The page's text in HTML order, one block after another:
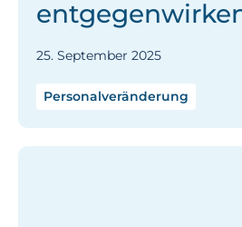
25. September 2025
Personalveränderung